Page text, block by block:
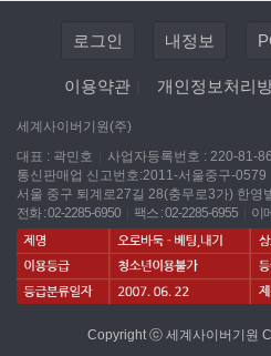
로그인 내정보
이용약관 개인정보처리
세계사이버기원(주)
대표 : 곽민호
사업자등록번호 : 220-81-
통신판매업 신고번호:2011-서울중구-0579
서울 중구 퇴계로27길 28(충무로3가) 한영
전화 : 02-2285-6950
팩스 : 02-2285-6955 이
Copyright ⓒ 세계사이버기원